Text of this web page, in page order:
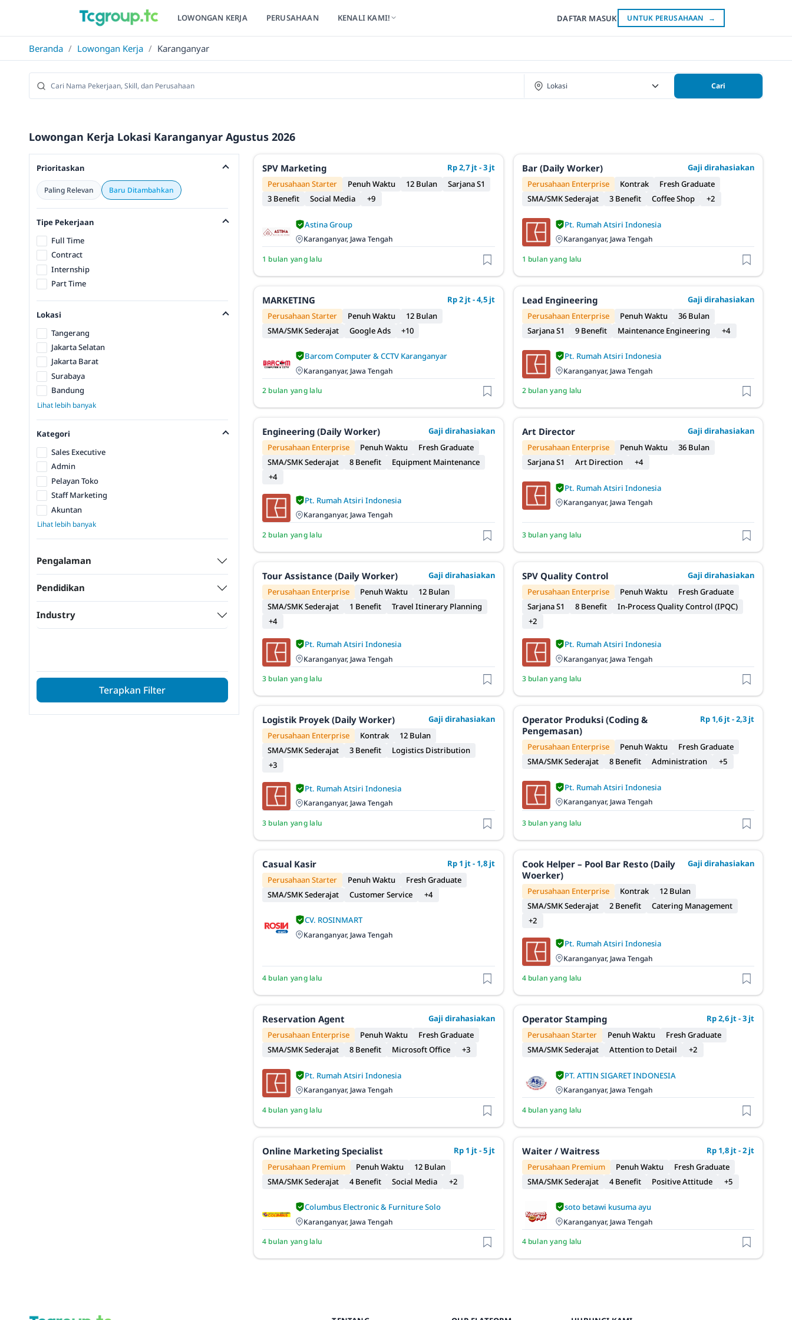
LOWONGAN KERJA PERUSAHAAN KENALI KAMI! DAFTAR MASUK UNTUK PERUSAHAAN →
Beranda / Lowongan Kerja / Karanganyar
Cari
Lowongan Kerja Lokasi Karanganyar Agustus 2026
Prioritaskan
Paling Relevan Baru Ditambahkan
Tipe Pekerjaan
Full Time
Contract
Internship
Part Time
Lokasi
Tangerang
Jakarta Selatan
Jakarta Barat
Surabaya
Bandung
Lihat lebih banyak
Kategori
Sales Executive
Admin
Pelayan Toko
Staff Marketing
Akuntan
Lihat lebih banyak
Pengalaman
Pendidikan
Industry
Terapkan Filter
SPV Marketing
Rp 2,7 jt - 3 jt
Perusahaan Starter
Penuh Waktu 12 Bulan
Sarjana S1
3 Benefit
Social Media +9
Astina Group
Karanganyar, Jawa Tengah
1 bulan yang lalu
Bar (Daily Worker)
Gaji dirahasiakan
Perusahaan Enterprise
Kontrak
Fresh Graduate
SMA/SMK Sederajat
3 Benefit Coffee Shop +2
Pt. Rumah Atsiri Indonesia
Karanganyar, Jawa Tengah
1 bulan yang lalu
MARKETING
Rp 2 jt - 4,5 jt
Perusahaan Starter
Penuh Waktu
12 Bulan
SMA/SMK Sederajat
Google Ads +10
Barcom Computer & CCTV Karanganyar
Karanganyar, Jawa Tengah
2 bulan yang lalu
Lead Engineering
Gaji dirahasiakan
Perusahaan Enterprise
Penuh Waktu
36 Bulan
Sarjana S1
9 Benefit Maintenance Engineering +4
Pt. Rumah Atsiri Indonesia
Karanganyar, Jawa Tengah
2 bulan yang lalu
Engineering (Daily Worker)
Gaji dirahasiakan
Perusahaan Enterprise
Penuh Waktu
Fresh Graduate
SMA/SMK Sederajat
8 Benefit
Equipment Maintenance
+4
Pt. Rumah Atsiri Indonesia
Karanganyar, Jawa Tengah
2 bulan yang lalu
Art Director
Gaji dirahasiakan
Perusahaan Enterprise
Penuh Waktu
36 Bulan
Sarjana S1
Art Direction +4
Pt. Rumah Atsiri Indonesia
Karanganyar, Jawa Tengah
3 bulan yang lalu
Tour Assistance (Daily Worker)
Gaji dirahasiakan
Perusahaan Enterprise
Penuh Waktu
12 Bulan
SMA/SMK Sederajat
1 Benefit
Travel Itinerary Planning
+4
Pt. Rumah Atsiri Indonesia
Karanganyar, Jawa Tengah
3 bulan yang lalu
SPV Quality Control
Gaji dirahasiakan
Perusahaan Enterprise
Penuh Waktu
Fresh Graduate
Sarjana S1
8 Benefit
In-Process Quality Control (IPQC)
+2
Pt. Rumah Atsiri Indonesia
Karanganyar, Jawa Tengah
3 bulan yang lalu
Logistik Proyek (Daily Worker)
Gaji dirahasiakan
Perusahaan Enterprise
Kontrak
12 Bulan
SMA/SMK Sederajat
3 Benefit
Logistics Distribution
+3
Pt. Rumah Atsiri Indonesia
Karanganyar, Jawa Tengah
3 bulan yang lalu
Operator Produksi (Coding &
Pengemasan)
Rp 1,6 jt - 2,3 jt
Perusahaan Enterprise Penuh Waktu
Fresh Graduate
SMA/SMK Sederajat
8 Benefit Administration +5
Pt. Rumah Atsiri Indonesia
Karanganyar, Jawa Tengah
3 bulan yang lalu
Casual Kasir
Rp 1 jt - 1,8 jt
Perusahaan Starter
Penuh Waktu
Fresh Graduate
SMA/SMK Sederajat
Customer Service +4
CV. ROSINMART
Karanganyar, Jawa Tengah
4 bulan yang lalu
Cook Helper – Pool Bar Resto (Daily
Woerker)
Gaji dirahasiakan
Perusahaan Enterprise Kontrak
12 Bulan
SMA/SMK Sederajat
2 Benefit
Catering Management
+2
Pt. Rumah Atsiri Indonesia
Karanganyar, Jawa Tengah
4 bulan yang lalu
Reservation Agent
Gaji dirahasiakan
Perusahaan Enterprise
Penuh Waktu
Fresh Graduate
SMA/SMK Sederajat
8 Benefit Microsoft Office +3
Pt. Rumah Atsiri Indonesia
Karanganyar, Jawa Tengah
4 bulan yang lalu
Operator Stamping
Rp 2,6 jt - 3 jt
Perusahaan Starter
Penuh Waktu
Fresh Graduate
SMA/SMK Sederajat
Attention to Detail +2
PT. ATTIN SIGARET INDONESIA
Karanganyar, Jawa Tengah
4 bulan yang lalu
Online Marketing Specialist
Rp 1 jt - 5 jt
Perusahaan Premium
Penuh Waktu
12 Bulan
SMA/SMK Sederajat
4 Benefit Social Media +2
Columbus Electronic & Furniture Solo
Karanganyar, Jawa Tengah
4 bulan yang lalu
Waiter / Waitress
Rp 1,8 jt - 2 jt
Perusahaan Premium
Penuh Waktu
Fresh Graduate
SMA/SMK Sederajat
4 Benefit Positive Attitude +5
soto betawi kusuma ayu
Karanganyar, Jawa Tengah
4 bulan yang lalu